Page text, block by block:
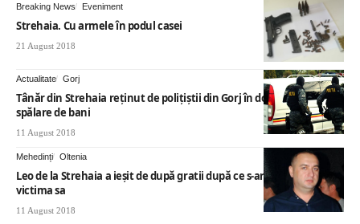
Breaking News Eveniment
Strehaia. Cu armele în podul casei
21 August 2018
Actualitate Gorj
Tânăr din Strehaia reținut de polițiștii din Gorj în dosarul de
spălare de bani
11 August 2018
Mehedinți Oltenia
Leo de la Strehaia a ieşit de după gratii după ce s-ar fi împăcat cu
victima sa
11 August 2018